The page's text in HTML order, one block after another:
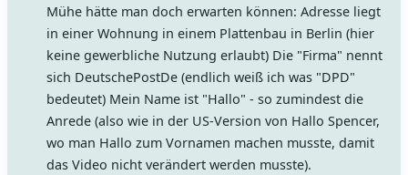
Mühe hätte man doch erwarten können: Adresse liegt
in einer Wohnung in einem Plattenbau in Berlin (hier
keine gewerbliche Nutzung erlaubt) Die "Firma" nennt
sich DeutschePostDe (endlich weiß ich was "DPD"
bedeutet) Mein Name ist "Hallo" - so zumindest die
Anrede (also wie in der US-Version von Hallo Spencer,
wo man Hallo zum Vornamen machen musste, damit
das Video nicht verändert werden musste).